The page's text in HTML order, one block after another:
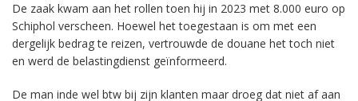
De zaak kwam aan het rollen toen hij in 2023 met 8.000 euro op
Schiphol verscheen. Hoewel het toegestaan is om met een
dergelijk bedrag te reizen, vertrouwde de douane het toch niet
en werd de belastingdienst geïnformeerd.
De man inde wel btw bij zijn klanten maar droeg dat niet af aan